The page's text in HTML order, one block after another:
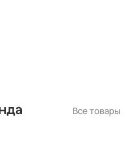
Все товары